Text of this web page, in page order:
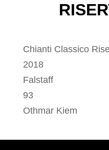
Chianti Classico
2018
Falstaff
93
Othmar Kiem